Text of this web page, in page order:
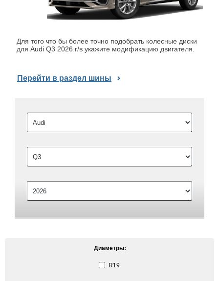
Для того что бы более точно подобрать колесные диски
для Audi Q3 2026 г/в укажите модификацию двигателя.
Перейти в раздел шины
Диаметры:
R19